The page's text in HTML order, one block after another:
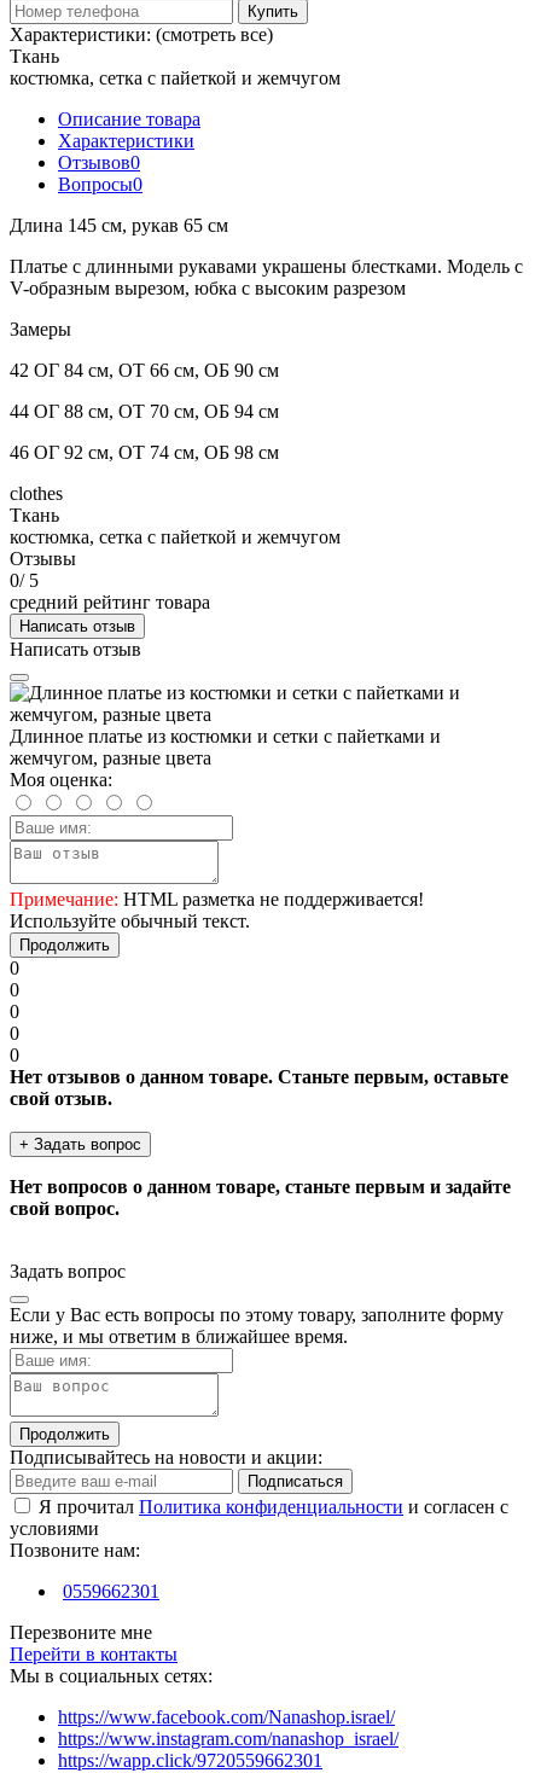
Купить
Характеристики: (смотреть все)
Ткань
костюмка, сетка с пайеткой и жемчугом
Описание товара
Характеристики
Отзывов0
Вопросы0
Длина 145 см, рукав 65 см
Платье с длинными рукавами украшены блестками. Модель с
V-образным вырезом, юбка с высоким разрезом
Замеры
42 ОГ 84 см, ОТ 66 см, ОБ 90 см
44 ОГ 88 см, ОТ 70 см, ОБ 94 см
46 ОГ 92 см, ОТ 74 см, ОБ 98 см
clothes
Ткань
костюмка, сетка с пайеткой и жемчугом
Отзывы
0/ 5
средний рейтинг товара
Написать отзыв
Написать отзыв
Длинное платье из костюмки и сетки с пайетками и
жемчугом, разные цвета
Моя оценка:
Примечание: HTML разметка не поддерживается!
Используйте обычный текст.
Продолжить
0
0
0
0
0
Нет отзывов о данном товаре. Станьте первым, оставьте
свой отзыв.
+ Задать вопрос
Нет вопросов о данном товаре, станьте первым и задайте
свой вопрос.
Задать вопрос
Если у Вас есть вопросы по этому товару, заполните форму
ниже, и мы ответим в ближайшее время.
Продолжить
Подписывайтесь на новости и акции:
Подписаться
Я прочитал Политика конфиденциальности и согласен с
условиями
Позвоните нам:
0559662301
Перезвоните мне
Перейти в контакты
Мы в социальных сетях:
https://www.facebook.com/Nanashop.israel/
https://www.instagram.com/nanashop_israel/
https://wapp.click/9720559662301